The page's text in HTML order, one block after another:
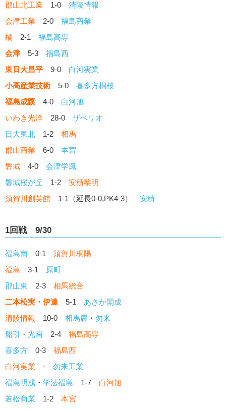
郡山北工業 1-0 清陵情報
会津工業 2-0 福島商業
橘 2-1 福島高専
会津5-3 福島西
東日大昌平 9-0 白河実業
小高産業技術5-0 喜多方桐桜
福島成蹊 4-0 白河旭
いわき光洋
28-0 ザベリオ
日大東北 1-2 相馬
郡山商業 6-0 本宮
磐城 4-0 会津学鳳
磐城桜が丘
1-2 安積黎明
須賀川創英館 1-1（延長0-0,PK4-3） 安積
1回戦 9/30
福島南 0-1 須賀川桐陽
福島 3-1 原町
郡山東 2-3 相馬総合
二本松実・伊達 5-1 あさか開成
清陵情報 10-0 相馬農 ・ 勿来
船引 ・ 光南 2-4 福島高専
喜多方 0-3 福島西
白河実業 - 勿来工業
福島明成 ・ 学法福島 1-7 白河旭
若松商業 1-2 本宮